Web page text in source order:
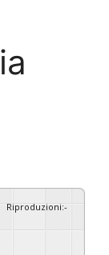
Riproduzioni:-